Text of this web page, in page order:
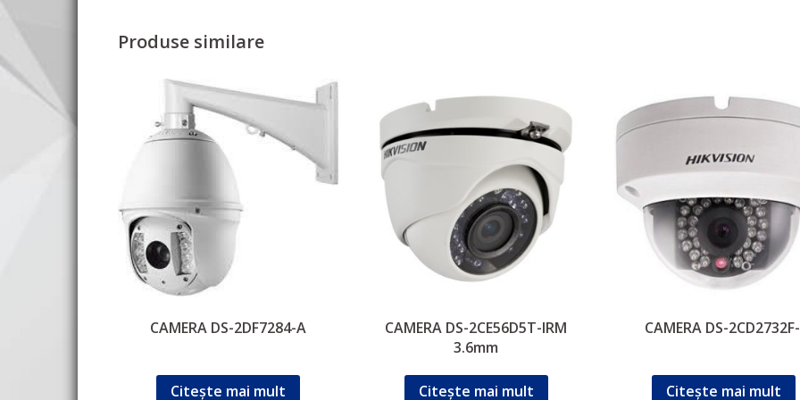
Produse similare
CAMERA DS-2DF7284-A
Citește mai mult
CAMERA DS-2CE56D5T-IRM
3.6mm
Citește mai mult
CAMERA DS-
Citește mai mult